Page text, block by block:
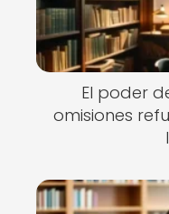
El poder
omisiones